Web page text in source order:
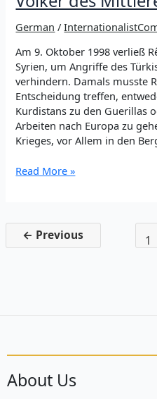
German /
Am 9. Oktober 1998 verließ
Syrien, um Angriffe des
verhindern. Damals musste
Entscheidung treffen,
Kurdistans zu den Guerillas
Arbeiten nach Europa zu
Krieges, vor Allem in den
Gegen
sagen
wir
Read More »
← Previous 1
About Us